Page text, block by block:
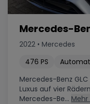
Mercedes-
2022 • Mercedes
476 PS
Mercedes-Benz
Luxus auf vier
Mercedes-Be...